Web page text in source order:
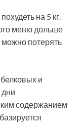
похудеть на 5 кг.
меню дольше
можно потерять
и
содержанием